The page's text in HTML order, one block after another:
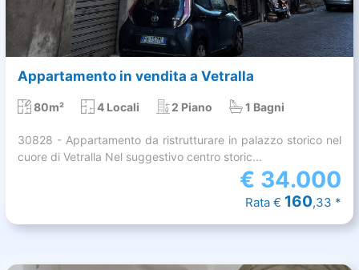
Appartamento in vendita a Vetralla
80m² 4 Locali 2 Piano 1 Bagni
30828 - Appartamento da ristrutturare in palazzo storico nel
cuore di Vetralla Nel suggestivo centro storic...
€ 34.000
Rata € 160,33 *